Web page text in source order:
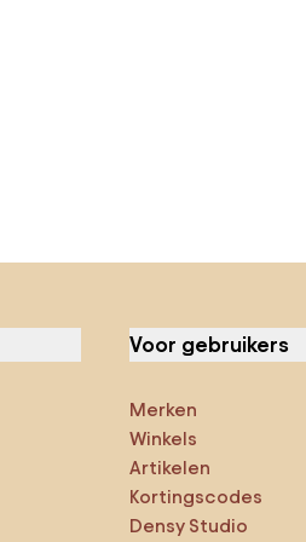
Voor gebruikers
Merken
Winkels
Artikelen
Kortingscodes
Densy Studio